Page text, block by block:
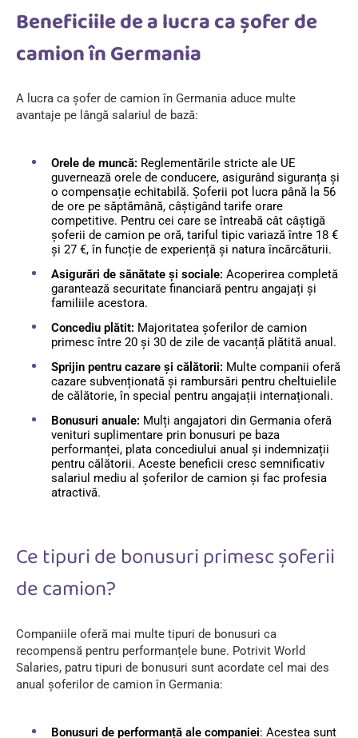
Beneficiile de a lucra ca șofer de
camion în Germania
A lucra ca șofer de camion în Germania aduce multe
avantaje pe lângă salariul de bază:
Orele de muncă: Reglementările stricte ale UE
guvernează orele de conducere, asigurând siguranța și
o compensație echitabilă. Șoferii pot lucra până la 56
de ore pe săptămână, câștigând tarife orare
competitive. Pentru cei care se întreabă cât câștigă
șoferii de camion pe oră, tariful tipic variază între 18 €
și 27 €, în funcție de experiență și natura încărcăturii.
Asigurări de sănătate și sociale: Acoperirea completă
garantează securitate financiară pentru angajați și
familiile acestora.
Concediu plătit: Majoritatea șoferilor de camion
primesc între 20 și 30 de zile de vacanță plătită anual.
Sprijin pentru cazare și călătorii: Multe companii oferă
cazare subvenționată și rambursări pentru cheltuielile
de călătorie, în special pentru angajații internaționali.
Bonusuri anuale: Mulți angajatori din Germania oferă
venituri suplimentare prin bonusuri pe baza
performanței, plata concediului anual și indemnizații
pentru călătorii. Aceste beneficii cresc semnificativ
salariul mediu al șoferilor de camion și fac profesia
atractivă.
Ce tipuri de bonusuri primesc șoferii
de camion?
Companiile oferă mai multe tipuri de bonusuri ca
recompensă pentru performanțele bune. Potrivit World
Salaries, patru tipuri de bonusuri sunt acordate cel mai des
anual șoferilor de camion în Germania:
Bonusuri de performanță ale companiei: Acestea sunt